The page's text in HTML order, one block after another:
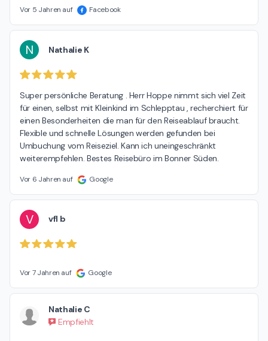
Vor 5 Jahren auf Facebook
N Nathalie K
Super persönliche Beratung . Herr Hoppe nimmt sich viel Zeit
für einen, selbst mit Kleinkind im Schlepptau , recherchiert für
einen Besonderheiten die man für den Reiseablauf braucht.
Flexible und schnelle Lösungen werden gefunden bei
Umbuchung vom Reiseziel. Kann ich uneingeschränkt
weiterempfehlen. Bestes Reisebüro im Bonner Süden.
Vor 6 Jahren auf Google
V vfl b
Vor 7 Jahren auf Google
Nathalie C
Empfiehlt